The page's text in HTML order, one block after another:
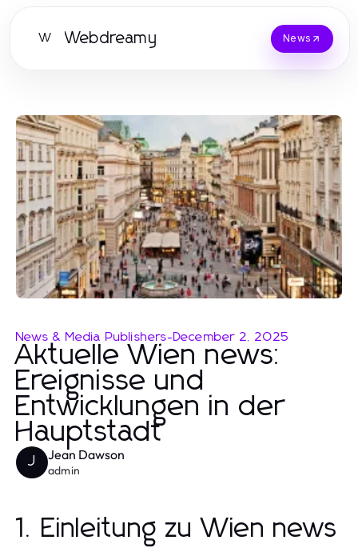
W Webdreamy News
News & Media Publishers-December 2, 2025
Aktuelle Wien news:
Ereignisse und
Entwicklungen in der
Hauptstadt
J Jean Dawson
admin
1. Einleitung zu Wien news